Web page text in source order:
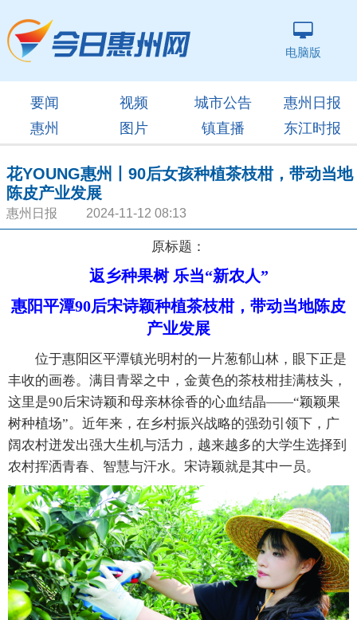
电脑版
要闻 视频 城市公告
惠州日报
惠州
图片 镇直播 东江时报
花YOUNG惠州丨90后女孩种植茶枝柑，带动当地
陈皮产业发展
惠州日报 2024-11-12 08:13
原标题：
返乡种果树 乐当“新农人”
惠阳平潭90后宋诗颖种植茶枝柑，带动当地陈皮
产业发展
位于惠阳区平潭镇光明村的一片葱郁山林，眼下正是
丰收的画卷。满目青翠之中，金黄色的茶枝柑挂满枝头，
这里是90后宋诗颖和母亲林徐香的心血结晶——“颖颖果
树种植场”。近年来，在乡村振兴战略的强劲引领下，广
阔农村迸发出强大生机与活力，越来越多的大学生选择到
农村挥洒青春、智慧与汗水。宋诗颖就是其中一员。